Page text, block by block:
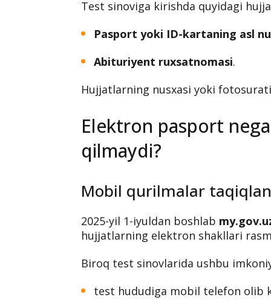
Test sinoviga kirishda quyidagi
Pasport yoki ID-kartaning asl
Abituriyent ruxsatnomasi.
Hujjatlarning nusxasi yoki
Elektron pasport
qilmaydi?
Mobil qurilmalar
2025-yil 1-iyuldan boshlab
hujjatlarning elektron shakllari
Biroq test sinovlarida ushbu
test hududiga mobil telefon olib